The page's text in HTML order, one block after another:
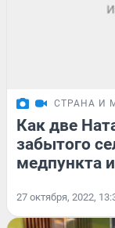
СТРАНА И
Как две
забытого
медпункта
27 октября, 2022,